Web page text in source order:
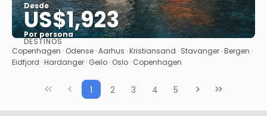
Desde
US$1,923
Por persona
Ver
DESTINOS
Copenhagen · Odense · Aarhus · Kristiansand · Stavanger · Bergen ·
Eidfjord · Hardanger · Geilo · Oslo · Copenhagen
1 2 3 4 5